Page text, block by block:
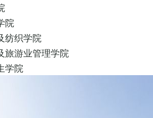
院
纺织学院
旅游业管理学院
学院